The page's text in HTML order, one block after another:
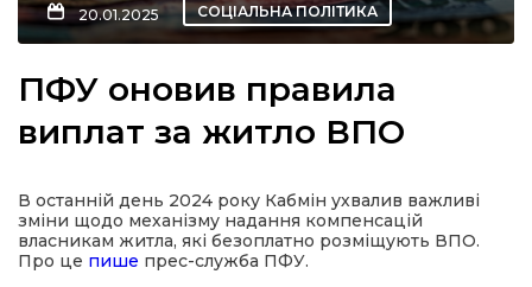
20.01.2025 СОЦІАЛЬНА ПОЛІТИКА
ПФУ оновив правила
виплат за житло ВПО
В останній день 2024 року Кабмін ухвалив важливі
зміни щодо механізму надання компенсацій
власникам житла, які безоплатно розміщують ВПО.
Про це пише прес-служба ПФУ.